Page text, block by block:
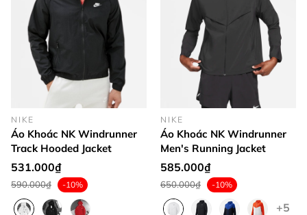
NIKE
Áo Khoác NK Windrunner
Track Hooded Jacket
531.000₫
590.000₫ -10%
NIKE
Áo Khoác NK Windrunner
Men's Running Jacket
585.000₫
650.000₫ -10%
+5